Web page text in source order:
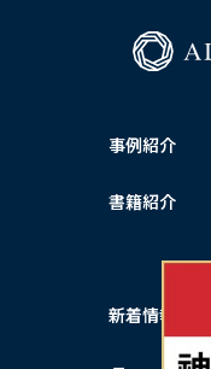
事例紹介
書籍紹介
新着情報